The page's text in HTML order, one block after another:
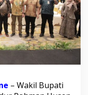
– Wakil Bupati